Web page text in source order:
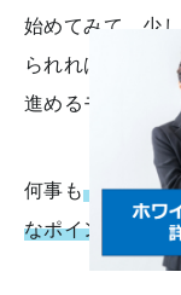
始めてみて、少
られれば、『エ
進めるモチベー
何事も「こまめ
なポイント
です